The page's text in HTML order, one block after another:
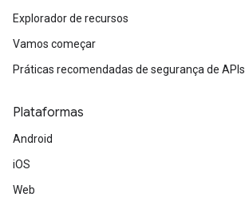
Explorador de recursos
Vamos começar
Práticas recomendadas de segurança de APIs
Plataformas
Android
iOS
Web